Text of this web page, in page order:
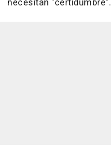
necesitan "certidumbre".